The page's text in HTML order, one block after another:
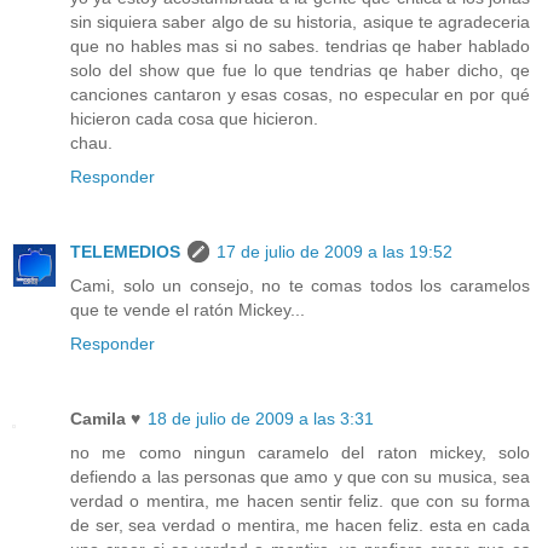
sin siquiera saber algo de su historia, asique te agradeceria
que no hables mas si no sabes. tendrias qe haber hablado
solo del show que fue lo que tendrias qe haber dicho, qe
canciones cantaron y esas cosas, no especular en por qué
hicieron cada cosa que hicieron.
chau.
Responder
TELEMEDIOS
17 de julio de 2009 a las 19:52
Cami, solo un consejo, no te comas todos los caramelos
que te vende el ratón Mickey...
Responder
Camila ♥ 18 de julio de 2009 a las 3:31
no me como ningun caramelo del raton mickey, solo
defiendo a las personas que amo y que con su musica, sea
verdad o mentira, me hacen sentir feliz. que con su forma
de ser, sea verdad o mentira, me hacen feliz. esta en cada